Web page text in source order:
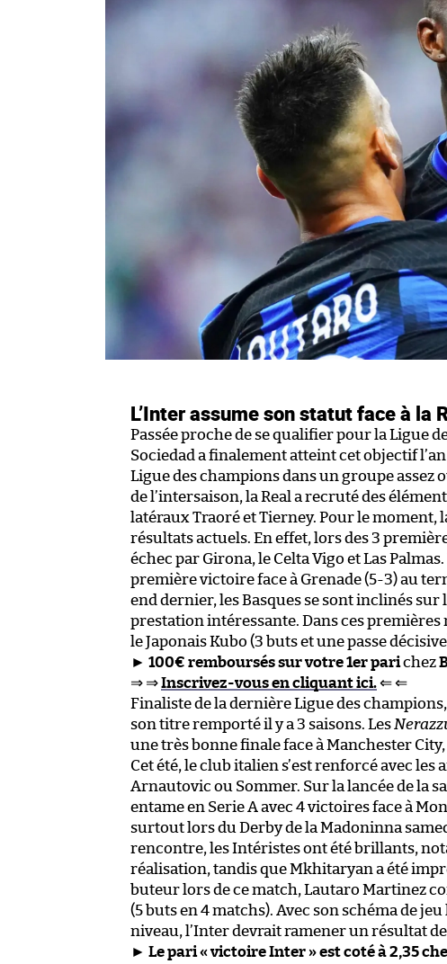
L’Inter assume son statut face à la
Passée proche de se qualifier pour la Ligue
Sociedad a finalement atteint cet objectif l’an
Ligue des champions dans un groupe assez
de l’intersaison, la Real a recruté des
latéraux Traoré et Tierney. Pour le moment,
résultats actuels. En effet, lors des 3
échec par Girona, le Celta Vigo et Las
première victoire face à Grenade (5-3) au
end dernier, les Basques se sont inclinés sur
prestation intéressante. Dans ces premières
le Japonais Kubo (3 buts et une passe
► 100€ remboursés sur votre 1er parichez
⇒ ⇒Inscrivez-vous en cliquant ici.⇐ ⇐
Finaliste de la dernière Ligue des
son titre remporté il y a 3 saisons. Les
une très bonne finale face à Manchester
Cet été, le club italien s’est renforcé avec
Arnautovic ou Sommer. Sur la lancée de la
entame en Serie A avec 4 victoires face à
surtout lors du Derby de la Madoninna
rencontre, les Intéristes ont été brillants,
réalisation, tandis que Mkhitaryan a été
buteur lors de ce match, Lautaro Martinez
(5 buts en 4 matchs). Avec son schéma de
niveau, l’Inter devrait ramener un résultat
► Le pari « victoire Inter » est coté à 2,35